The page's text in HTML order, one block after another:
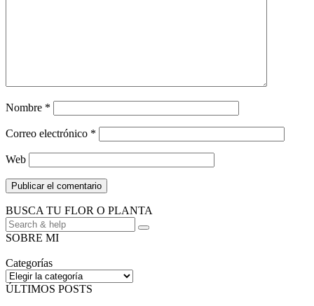
Nombre *
Correo electrónico *
Web
BUSCA TU FLOR O PLANTA
Búsqueda
de:
SOBRE MI
Categorías
Categorías
ÚLTIMOS POSTS